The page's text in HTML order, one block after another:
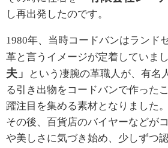
し再出発したのです。
1980年、当時コードバンはランド
革と言うイメージが定着していまし
夫」
という凄腕の革職人が、有名
る引き出物をコードバンで作った
躍注目を集める素材となりました。
その後、百貨店のバイヤーなどが
や美しさに気づき始め、少しずつ